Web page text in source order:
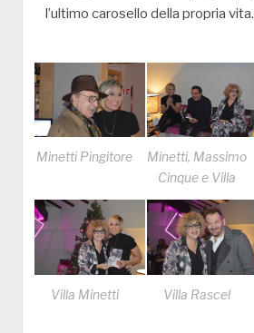
l’ultimo carosello della propria vita.
Minetti Pingitore
Minetti, Massimo
Cinque e Villa
Villa Minetti Villa Rascel